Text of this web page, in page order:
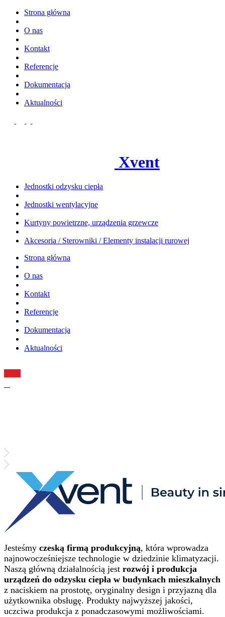
Strona główna
O nas
Kontakt
Referencje
Dokumentacja
Aktualności
Xvent
Jednostki odzysku ciepła
Jednostki wentylacyjne
Kurtyny powietrzne, urządzenia grzewcze
Akcesoria / Sterowniki / Elementy instalacji rurowej
Strona główna
O nas
Kontakt
Referencje
Dokumentacja
Aktualności
Jesteśmy czeską firmą produkcyjną, która wprowadza
najnowocześniejsze technologie w dziedzinie klimatyzacji.
Naszą główną działalnością jest rozwój i produkcja
urządzeń do odzysku ciepła w budynkach mieszkalnych
z naciskiem na prostotę, oryginalny design i przyjazną dla
użytkownika obsługę. Produkty najwyższej jakości,
uczciwa produkcja z ponadczasowymi możliwościami.